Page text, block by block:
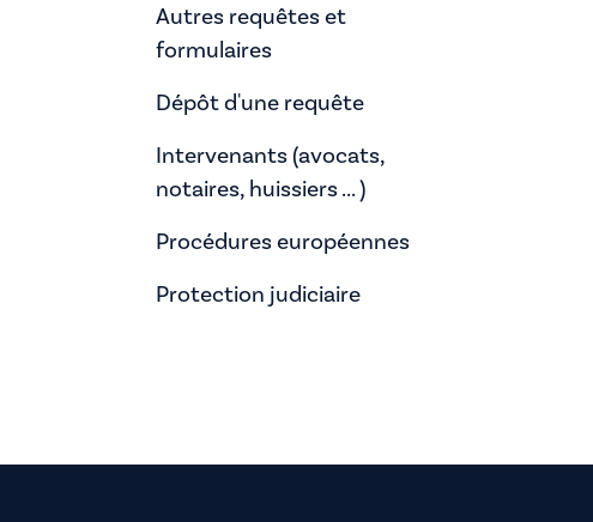
Autres requêtes et
formulaires
Dépôt d'une requête
Intervenants (avocats,
notaires, huissiers ... )
Procédures européennes
Protection judiciaire